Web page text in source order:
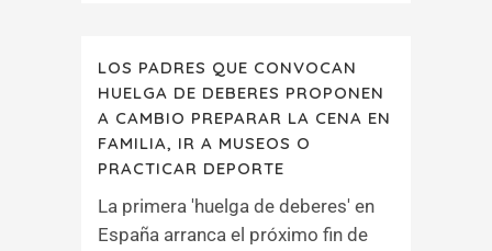
LOS PADRES QUE CONVOCAN
HUELGA DE DEBERES PROPONEN
A CAMBIO PREPARAR LA CENA EN
FAMILIA, IR A MUSEOS O
PRACTICAR DEPORTE
La primera 'huelga de deberes' en
España arranca el próximo fin de